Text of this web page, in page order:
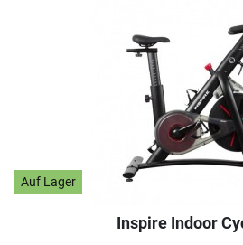
Auf Lager
Inspire Indoor